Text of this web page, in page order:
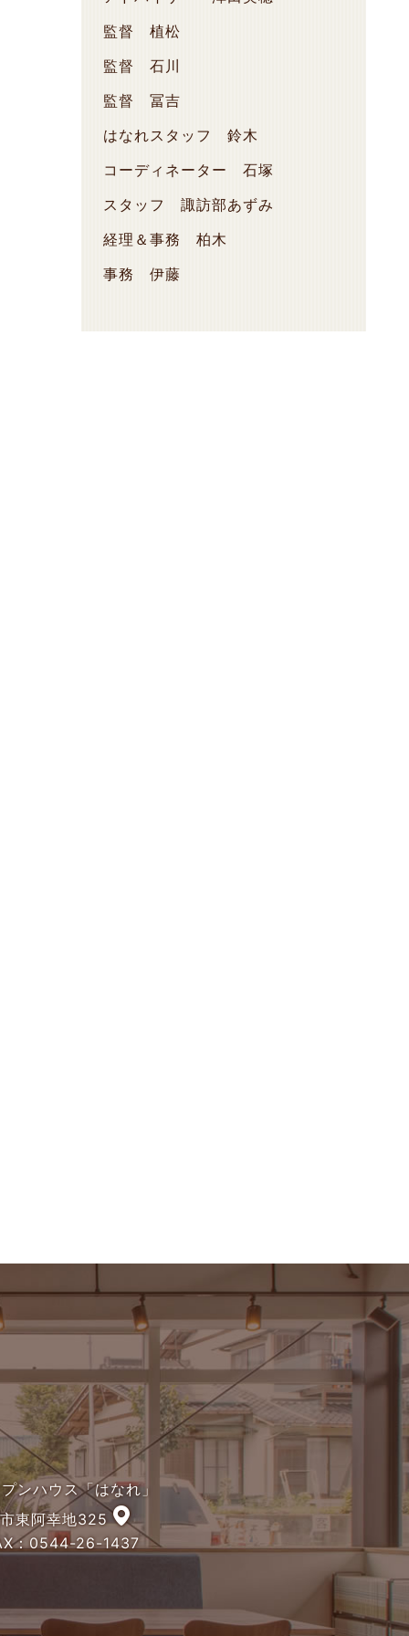
監督 植松
監督 石川
監督 冨吉
はなれスタッフ 鈴木
コーディネーター 石塚
スタッフ 諏訪部あずみ
経理＆事務 柏木
事務 伊藤
ンハウス「はなれ」
東阿幸地325
：0544-26-1437